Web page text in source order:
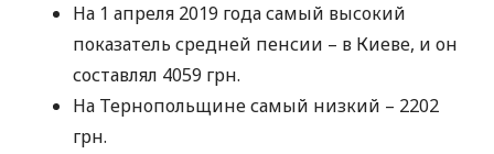
На 1 апреля 2019 года самый высокий
показатель средней пенсии – в Киеве, и он
составлял 4059 грн.
На Тернопольщине самый низкий – 2202
грн.